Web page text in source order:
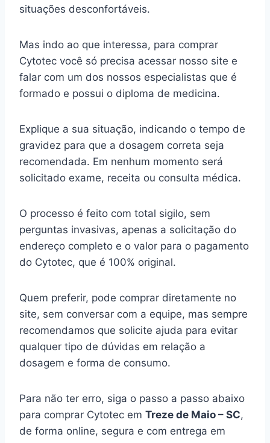
situações desconfortáveis.
Mas indo ao que interessa, para comprar
Cytotec você só precisa acessar nosso site e
falar com um dos nossos especialistas que é
formado e possui o diploma de medicina.
Explique a sua situação, indicando o tempo de
gravidez para que a dosagem correta seja
recomendada. Em nenhum momento será
solicitado exame, receita ou consulta médica.
O processo é feito com total sigilo, sem
perguntas invasivas, apenas a solicitação do
endereço completo e o valor para o pagamento
do Cytotec, que é 100% original.
Quem preferir, pode comprar diretamente no
site, sem conversar com a equipe, mas sempre
recomendamos que solicite ajuda para evitar
qualquer tipo de dúvidas em relação a
dosagem e forma de consumo.
Para não ter erro, siga o passo a passo abaixo
para comprar Cytotec em Treze de Maio – SC,
de forma online, segura e com entrega em